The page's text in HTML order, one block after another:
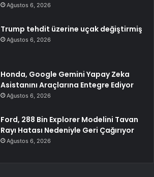
Ağustos 6, 2026
Trump tehdit üzerine uçak değiştirmiş
Ağustos 6, 2026
Honda, Google Gemini Yapay Zeka
Asistanını Araçlarına Entegre Ediyor
Ağustos 6, 2026
Ford, 288 Bin Explorer Modelini Tavan
Rayı Hatası Nedeniyle Geri Çağırıyor
Ağustos 6, 2026